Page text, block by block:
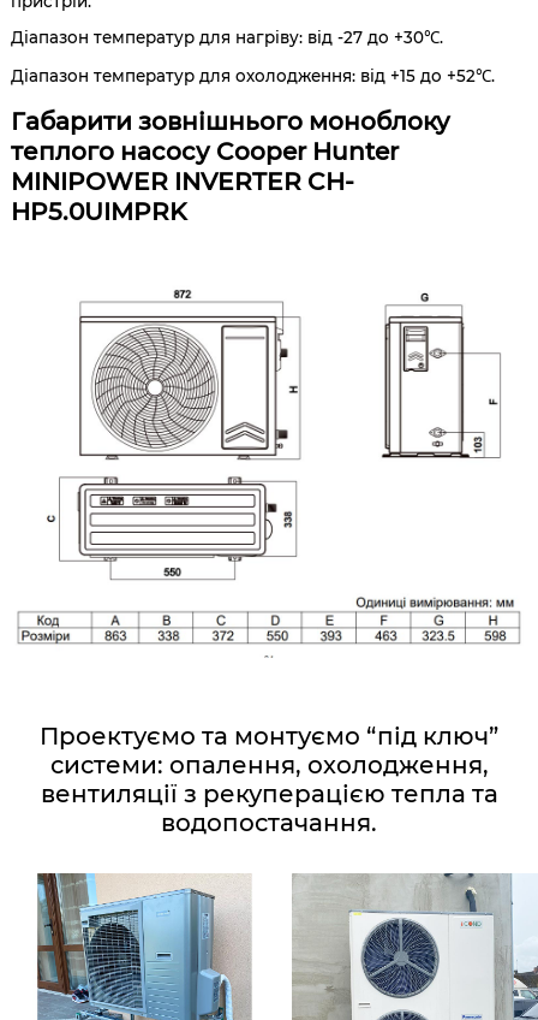
Діапазон температур для нагріву: від -27 до +30℃.
Діапазон температур для охолодження: від +15 до +52℃.
Габарити зовнішнього моноблоку
теплого насосу Cooper Hunter
MINIPOWER INVERTER CH-
HP5.0UIMPRK
Проектуємо та монтуємо “під ключ”
системи: опалення, охолодження,
вентиляції з рекуперацією тепла та
водопостачання.